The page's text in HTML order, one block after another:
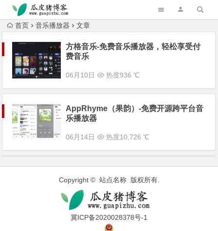
跳转到主内容
首页 音乐播放器 文章
方格音乐-免费音乐播放器，轻松享受付
费音乐
06月10日 热度936 ℃
AppRhyme（果韵）-免费开源跨平台音
乐播放器
06月14日 热度10,726 ℃
Copyright © 站点名称 版权所有.
冀ICP备2020028378号-1